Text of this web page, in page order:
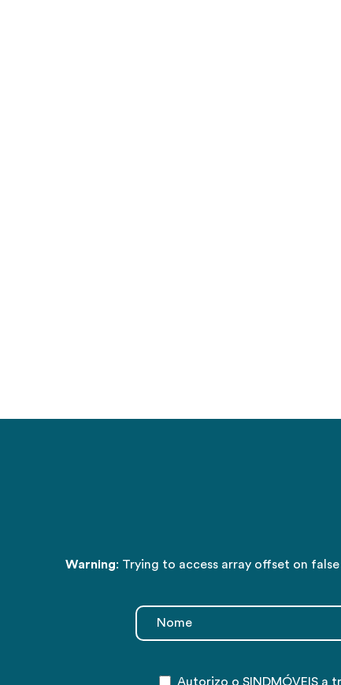
Warning: Trying to access array offset on false
Autorizo o SINDMÓVEIS a